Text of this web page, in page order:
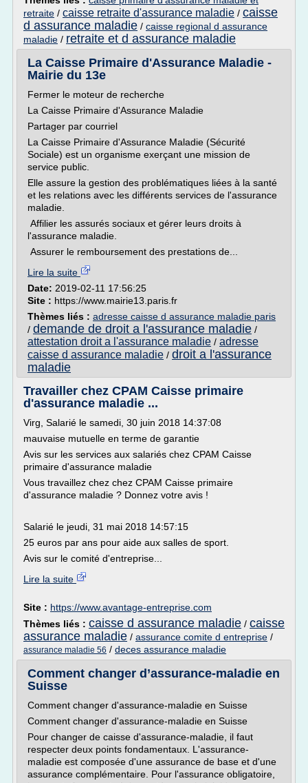
retraite / caisse retraite d'assurance maladie / caisse
d assurance maladie / caisse regional d assurance
maladie / retraite et d assurance maladie
La Caisse Primaire d'Assurance Maladie -
Mairie du 13e
Fermer le moteur de recherche
La Caisse Primaire d'Assurance Maladie
Partager par courriel
La Caisse Primaire d'Assurance Maladie (Sécurité
Sociale) est un organisme exerçant une mission de
service public.
Elle assure la gestion des problématiques liées à la santé
et les relations avec les différents services de l'assurance
maladie.
Affilier les assurés sociaux et gérer leurs droits à
l'assurance maladie.
Assurer le remboursement des prestations de...
Lire la suite
Date: 2019-02-11 17:56:25
Site : https://www.mairie13.paris.fr
Thèmes liés : adresse caisse d assurance maladie paris
/ demande de droit a l'assurance maladie /
attestation droit a l'assurance maladie / adresse
caisse d assurance maladie / droit a l'assurance
maladie
Travailler chez CPAM Caisse primaire
d'assurance maladie ...
Virg, Salarié le samedi, 30 juin 2018 14:37:08
mauvaise mutuelle en terme de garantie
Avis sur les services aux salariés chez CPAM Caisse
primaire d'assurance maladie
Vous travaillez chez chez CPAM Caisse primaire
d'assurance maladie ? Donnez votre avis !
Salarié le jeudi, 31 mai 2018 14:57:15
25 euros par ans pour aide aux salles de sport.
Avis sur le comité d'entreprise...
Lire la suite
Site : https://www.avantage-entreprise.com
Thèmes liés : caisse d assurance maladie / caisse
assurance maladie / assurance comite d entreprise /
assurance maladie 56 / deces assurance maladie
Comment changer d’assurance-maladie en
Suisse
Comment changer d'assurance-maladie en Suisse
Comment changer d'assurance-maladie en Suisse
Pour changer de caisse d'assurance-maladie, il faut
respecter deux points fondamentaux. L'assurance-
maladie est composée d'une assurance de base et d'une
assurance complémentaire. Pour l'assurance obligatoire,